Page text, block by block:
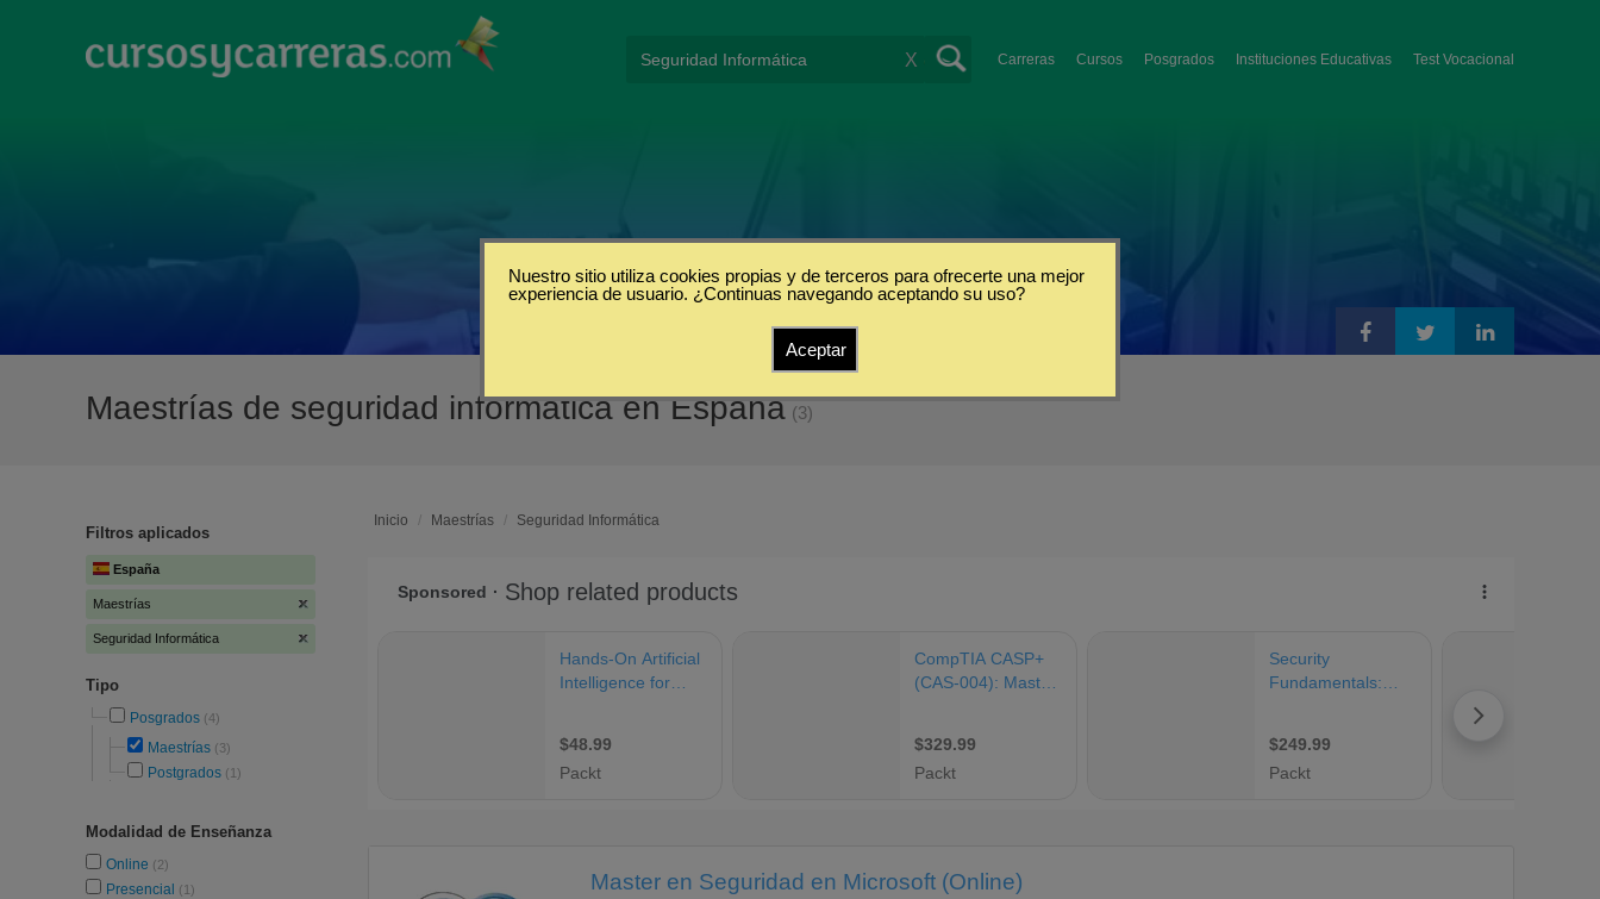
Carreras Cursos Posgrados Instituciones Educativas Test Vocacional
X
Maestrías de seguridad informática en España (3)
Filtros aplicados
España
Maestrías
Seguridad Informática
Tipo
Posgrados (4)
Maestrías (3)
Postgrados (1)
Modalidad de Enseñanza
Online (2)
Presencial (1)
Inicio / Maestrías / Seguridad Informática
Master en Seguridad en Microsoft (Online)
Nuestro sitio utiliza cookies propias y de terceros para ofrecerte una mejor
experiencia de usuario. ¿Continuas navegando aceptando su uso?
Aceptar